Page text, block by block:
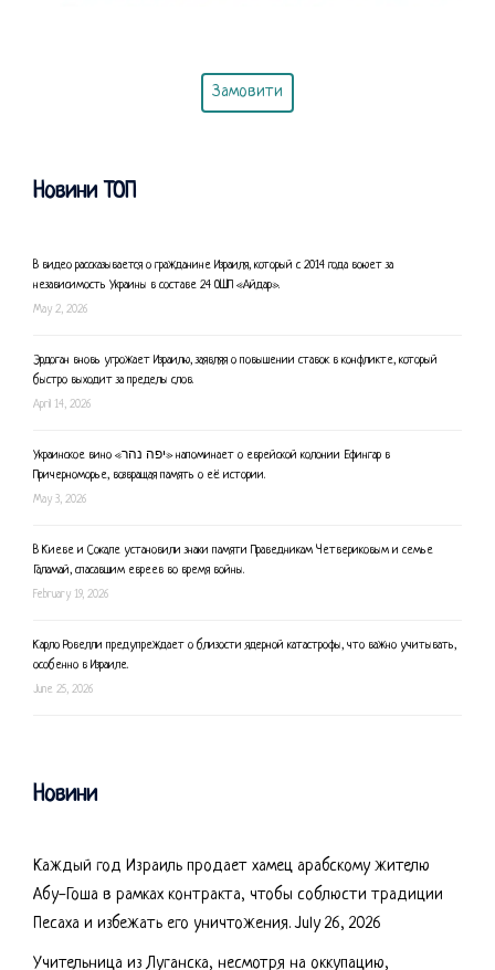
Замовити
Новини ТОП
В видео рассказывается о гражданине Израиля, который с 2014 года воюет за
независимость Украины в составе 24 ОШП «Айдар».
May 2, 2026
Эрдоган вновь угрожает Израилю, заявляя о повышении ставок в конфликте, который
быстро выходит за пределы слов.
April 14, 2026
Украинское вино «יפה נהר» напоминает о еврейской колонии Ефингар в
Причерноморье, возвращая память о её истории.
May 3, 2026
В Киеве и Сокале установили знаки памяти Праведникам Четвериковым и семье
Галамай, спасавшим евреев во время войны.
February 19, 2026
Карло Ровелли предупреждает о близости ядерной катастрофы, что важно учитывать,
особенно в Израиле.
June 25, 2026
Новини
Каждый год Израиль продает хамец арабскому жителю
Абу-Гоша в рамках контракта, чтобы соблюсти традиции
Песаха и избежать его уничтожения. July 26, 2026
Учительница из Луганска, несмотря на оккупацию,